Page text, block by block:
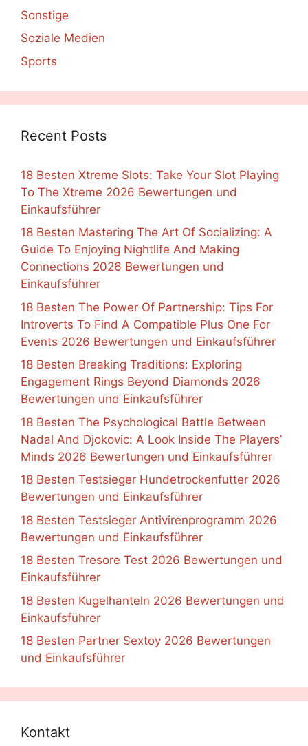
Sonstige
Soziale Medien
Sports
Recent Posts
18 Besten Xtreme Slots: Take Your Slot Playing
To The Xtreme 2026 Bewertungen und
Einkaufsführer
18 Besten Mastering The Art Of Socializing: A
Guide To Enjoying Nightlife And Making
Connections 2026 Bewertungen und
Einkaufsführer
18 Besten The Power Of Partnership: Tips For
Introverts To Find A Compatible Plus One For
Events 2026 Bewertungen und Einkaufsführer
18 Besten Breaking Traditions: Exploring
Engagement Rings Beyond Diamonds 2026
Bewertungen und Einkaufsführer
18 Besten The Psychological Battle Between
Nadal And Djokovic: A Look Inside The Players’
Minds 2026 Bewertungen und Einkaufsführer
18 Besten Testsieger Hundetrockenfutter 2026
Bewertungen und Einkaufsführer
18 Besten Testsieger Antivirenprogramm 2026
Bewertungen und Einkaufsführer
18 Besten Tresore Test 2026 Bewertungen und
Einkaufsführer
18 Besten Kugelhanteln 2026 Bewertungen und
Einkaufsführer
18 Besten Partner Sextoy 2026 Bewertungen
und Einkaufsführer
Kontakt